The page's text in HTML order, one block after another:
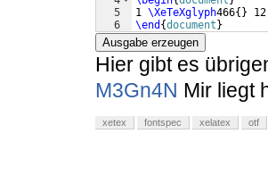
5
6
1 \XeTeXglyph466{ }
\end {document }
Ausgabe erzeugen
Hier gibt es
M3Gn4N Mir liegt
xetex fontspec xelatex otf